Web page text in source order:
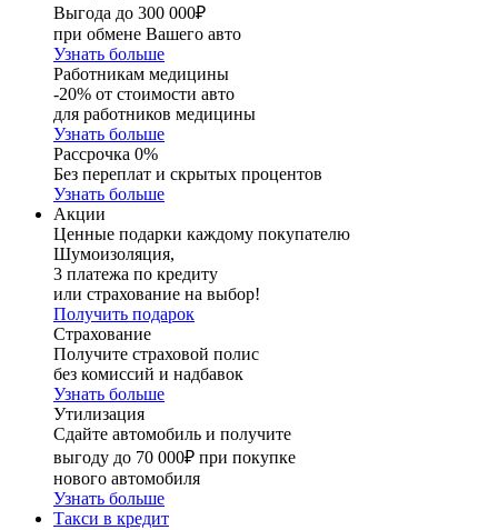
Выгода до 300 000₽
при обмене Вашего авто
Узнать больше
Работникам медицины
-20% от стоимости авто
для работников медицины
Узнать больше
Рассрочка 0%
Без переплат и скрытых процентов
Узнать больше
Акции
Ценные подарки каждому покупателю
Шумоизоляция,
3 платежа по кредиту
или страхование на выбор!
Получить подарок
Страхование
Получите страховой полис
без комиссий и надбавок
Узнать больше
Утилизация
Сдайте автомобиль и получите
выгоду до 70 000₽ при покупке
нового автомобиля
Узнать больше
Такси в кредит